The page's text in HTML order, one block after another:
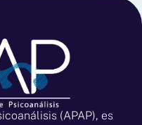
(APAP), es